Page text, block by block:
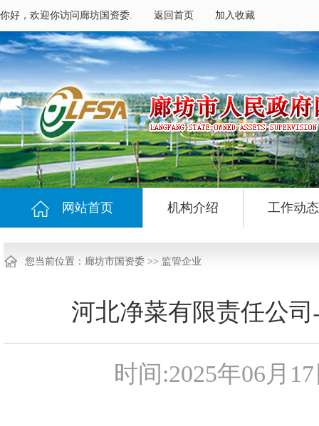
你好，欢迎你访问廊坊国资委. 返回首页 加入收藏
网站首页 机构介绍 工作动态
您当前位置： 廊坊市国资委 >> 监管企业
河北净菜有限责任公
时间:2025年06月